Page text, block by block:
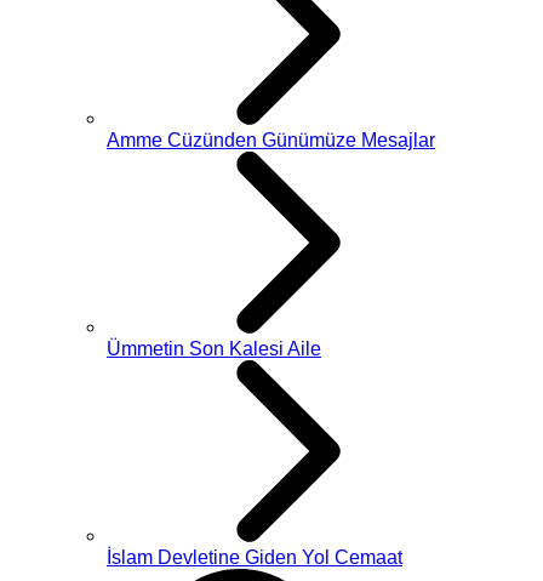
Amme Cüzünden Günümüze Mesajlar
Ümmetin Son Kalesi Aile
İslam Devletine Giden Yol Cemaat